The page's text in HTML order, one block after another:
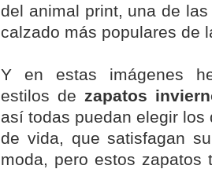
del animal print, una de
calzado más populares de
Y en estas imágenes
estilos de zapatos
así todas puedan elegir
de vida, que satisfagan
moda, pero estos zapatos